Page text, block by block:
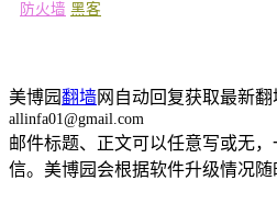
防火墙 黑客
美博园翻墙网自动回复获取最新翻
allinfa01@gmail.com
邮件标题、正文可以任意写或无
信。美博园会根据软件升级情况随